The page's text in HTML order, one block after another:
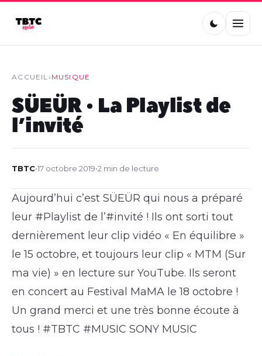
ACCUEIL› MUSIQUE
SÜEÜR • La Playlist de
l’invité
TBTC•17 octobre 2019•2 min de lecture
Aujourd’hui c’est SÜEÜR qui nous a préparé
leur #Playlist de l’#invité ! Ils ont sorti tout
dernièrement leur clip vidéo « En équilibre »
le 15 octobre, et toujours leur clip « MTM (Sur
ma vie) » en lecture sur YouTube. Ils seront
en concert au Festival MaMA le 18 octobre !
Un grand merci et une très bonne écoute à
tous ! #TBTC #MUSIC SONY MUSIC